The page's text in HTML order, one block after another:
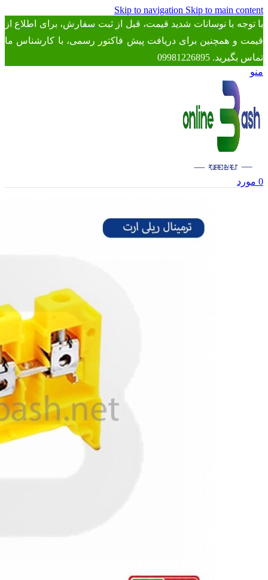
Skip to navigation Skip to main content
با توجه با نوسانات شدید قیمت، قبل از ثبت سفارش، برای اطلاع از
قیمت و همچنین برای دریافت پیش فاکتور رسمی، با کارشناس ما
تماس بگیرید. 09981226895
منو
0 مورد